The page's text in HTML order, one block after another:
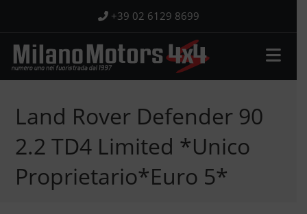
contenuto
+39 02 6129 8699
Land Rover Defender 90
2.2 TD4 Limited *Unico
Proprietario*Euro 5*